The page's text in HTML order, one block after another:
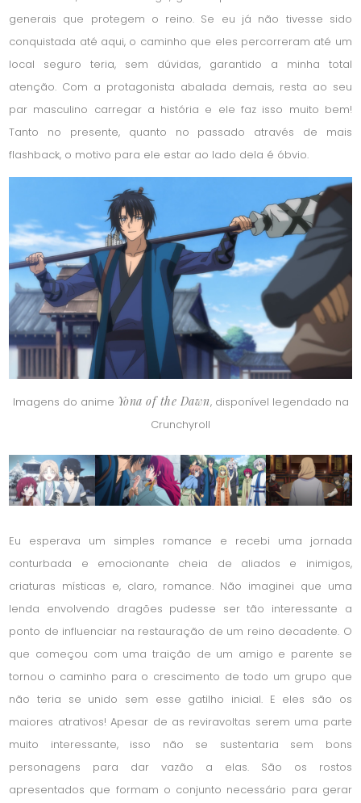
generais que protegem o reino. Se eu já não tivesse sido
conquistada até aqui, o caminho que eles percorreram até um
local seguro teria, sem dúvidas, garantido a minha total
atenção. Com a protagonista abalada demais, resta ao seu
par masculino carregar a história e ele faz isso muito bem!
Tanto no presente, quanto no passado através de mais
flashback, o motivo para ele estar ao lado dela é óbvio.
Imagens do anime Yona of the Dawn, disponível legendado na
Crunchyroll
Eu esperava um simples romance e recebi uma jornada
conturbada e emocionante cheia de aliados e inimigos,
criaturas místicas e, claro, romance. Não imaginei que uma
lenda envolvendo dragões pudesse ser tão interessante a
ponto de influenciar na restauração de um reino decadente. O
que começou com uma traição de um amigo e parente se
tornou o caminho para o crescimento de todo um grupo que
não teria se unido sem esse gatilho inicial. E eles são os
maiores atrativos! Apesar de as reviravoltas serem uma parte
muito interessante, isso não se sustentaria sem bons
personagens para dar vazão a elas. São os rostos
apresentados que formam o conjunto necessário para gerar